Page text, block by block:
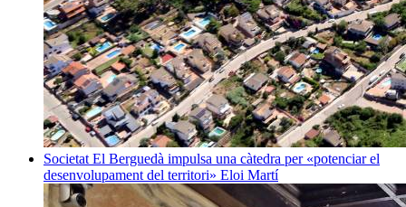
Societat El Berguedà impulsa una càtedra per «potenciar el
desenvolupament del territori» Eloi Martí